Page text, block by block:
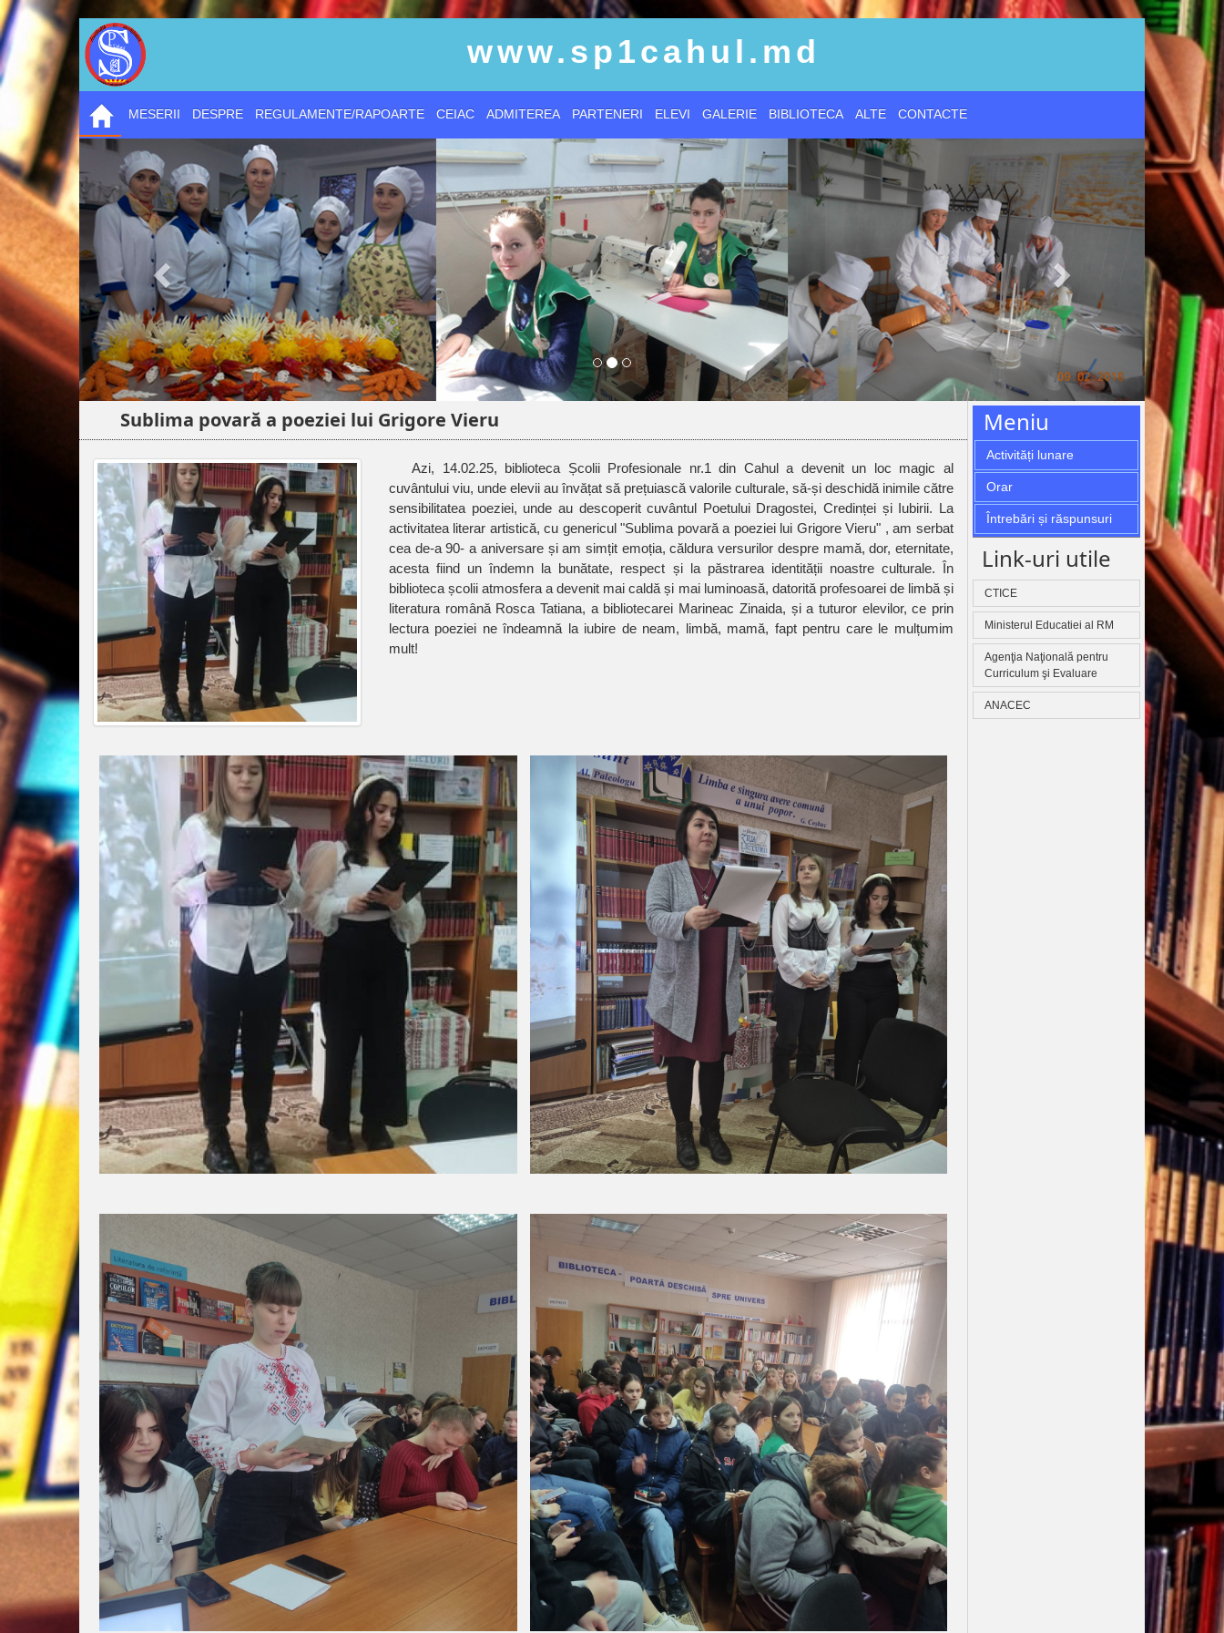
www.sp1cahul.md
MESERII DESPRE REGULAMENTE/RAPOARTE CEIAC ADMITEREA PARTENERI ELEVI GALERIE BIBLIOTECA ALTE CONTACTE
Sublima povară a poeziei lui Grigore Vieru
Azi, 14.02.25, biblioteca Școlii Profesionale nr.1 din Cahul a devenit un loc magic al
cuvântului viu, unde elevii au învățat să prețuiască valorile culturale, să-și deschidă inimile către
sensibilitatea poeziei, unde au descoperit cuvântul Poetului Dragostei, Credinței și Iubirii. La
activitatea literar artistică, cu genericul "Sublima povară a poeziei lui Grigore Vieru" , am serbat
cea de-a 90- a aniversare și am simțit emoția, căldura versurilor despre mamă, dor, eternitate,
acesta fiind un îndemn la bunătate, respect și la păstrarea identității noastre culturale. În
biblioteca școlii atmosfera a devenit mai caldă și mai luminoasă, datorită profesoarei de limbă și
literatura română Rosca Tatiana, a bibliotecarei Marineac Zinaida, și a tuturor elevilor, ce prin
lectura poeziei ne îndeamnă la iubire de neam, limbă, mamă, fapt pentru care le mulțumim
mult!
Meniu
Activități lunare
Orar
Întrebări și răspunsuri
Link-uri utile
CTICE
Ministerul Educatiei al RM
Agenţia Naţională pentru
Curriculum şi Evaluare
ANACEC